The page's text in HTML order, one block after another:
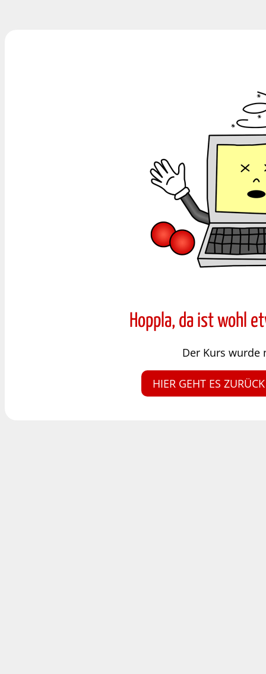
Hoppla, da ist wohl
Der Kurs wurde
HIER GEHT ES